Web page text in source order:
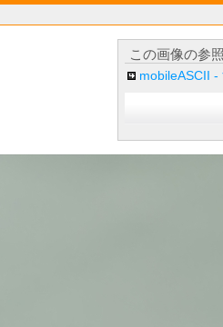
この画像の参
mobileASCII -